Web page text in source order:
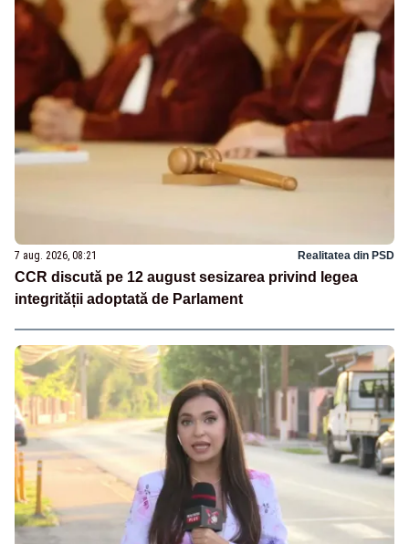
7 aug. 2026, 08:21 Realitatea din PSD
CCR discută pe 12 august sesizarea privind legea
integrității adoptată de Parlament